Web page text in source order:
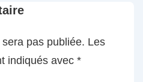
pas publiée. Les
indiqués avec *